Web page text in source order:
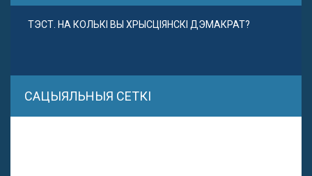
ТЭСТ. НА КОЛЬКІ ВЫ ХРЫСЦІЯНСКІ ДЭМАКРАТ?
САЦЫЯЛЬНЫЯ СЕТКІ